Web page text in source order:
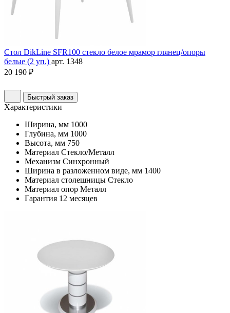
Стол DikLine SFR100 стекло белое мрамор глянец/опоры
белые (2 уп.) арт. 1348
20 190 ₽
Быстрый заказ
Характеристики
Ширина, мм 1000
Глубина, мм 1000
Высота, мм 750
Материал Стекло/Металл
Механизм Синхронный
Ширина в разложенном виде, мм 1400
Материал столешницы Стекло
Материал опор Металл
Гарантия 12 месяцев